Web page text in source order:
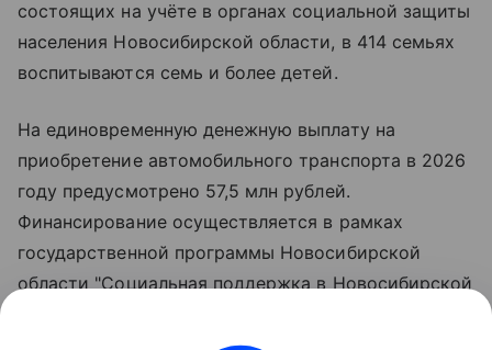
состоящих на учёте в органах социальной защиты
населения Новосибирской области, в 414 семьях
воспитываются семь и более детей.
На единовременную денежную выплату на
приобретение автомобильного транспорта в 2026
году предусмотрено 57,5 млн рублей.
Финансирование осуществляется в рамках
государственной программы Новосибирской
области "Социальная поддержка в Новосибирской
Правительства региона.